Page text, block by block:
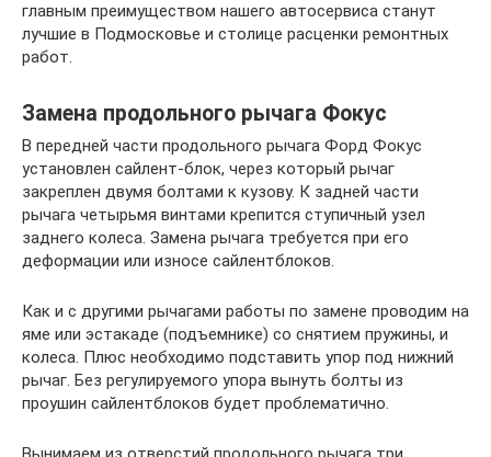
главным преимуществом нашего автосервиса станут
лучшие в Подмосковье и столице расценки ремонтных
работ.
Замена продольного рычага Фокус
В передней части продольного рычага Форд Фокус
установлен сайлент-блок, через который рычаг
закреплен двумя болтами к кузову. К задней части
рычага четырьмя винтами крепится ступичный узел
заднего колеса. Замена рычага требуется при его
деформации или износе сайлентблоков.
Как и с другими рычагами работы по замене проводим на
яме или эстакаде (подъемнике) со снятием пружины, и
колеса. Плюс необходимо подставить упор под нижний
рычаг. Без регулируемого упора вынуть болты из
проушин сайлентблоков будет проблематично.